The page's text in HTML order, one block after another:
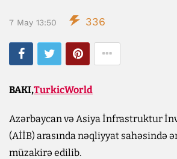
7 May 13:50 336
BAKI,TurkicWorld
Azərbaycan və Asiya İnfrastruktur
(AİİB) arasında nəqliyyat sahəsində
müzakirə edilib.